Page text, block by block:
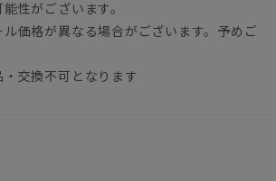
性がございます。
価格が異なる場合がございます。予めご
交換不可となります